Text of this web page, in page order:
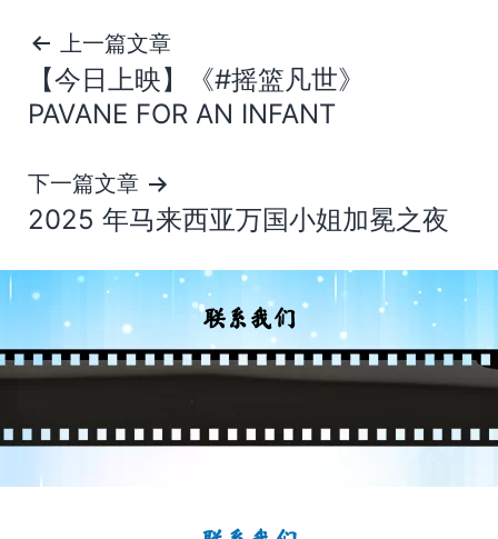
文
章
航
上一篇文章
【今日上映】《#摇篮凡世》
PAVANE FOR AN INFANT
下一篇文章
2025 年马来西亚万国小姐加冕之夜
联系我们